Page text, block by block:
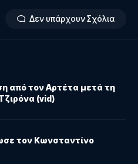
Δεν υπάρχουν Σχόλια
από τον Αρτέτα μετά τη
(vid)
τον Κωνσταντίνο